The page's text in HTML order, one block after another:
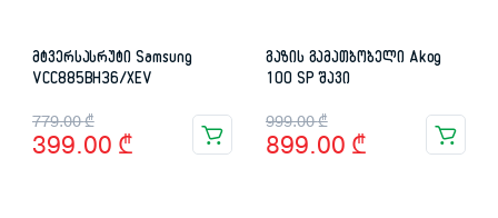
მტვერსასრუტი Samsung
VCC885BH36/XEV
779.00₾
Original
price
399.00 ₾
Current
price
გაზის გამათბობელი Akog
100 SP შავი
999.00₾
Original
price
899.00 ₾
Current
price